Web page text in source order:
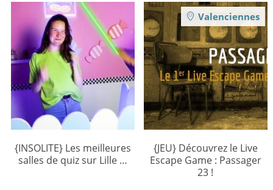
{INSOLITE} Les meilleures
salles de quiz sur Lille …
{JEU} Découvrez le Live
Escape Game : Passager
23 !
Valenciennes